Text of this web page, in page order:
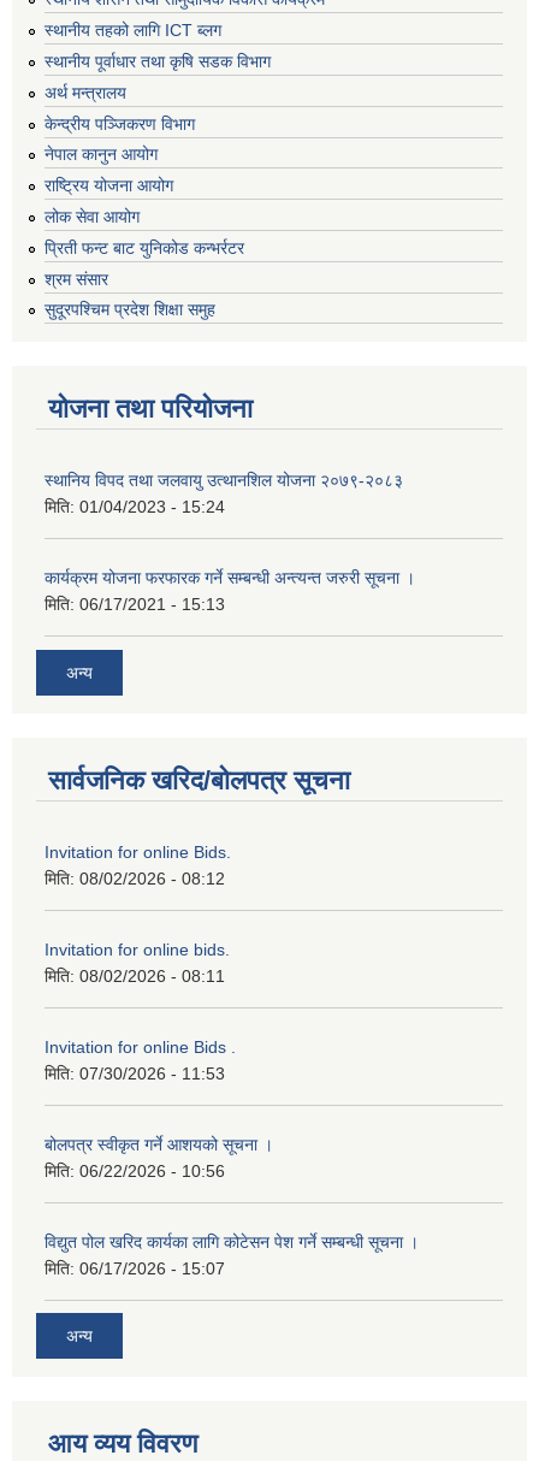
स्थानीय तहको लागि ICT ब्लग
स्थानीय पूर्वाधार तथा कृषि सडक विभाग
अर्थ मन्त्रालय
केन्द्रीय पञ्जिकरण विभाग
नेपाल कानुन आयोग
राष्ट्रिय योजना आयोग
लोक सेवा आयोग
प्रिती फन्ट बाट युनिकोड कन्भर्रटर
श्रम संसार
सुदूरपश्चिम प्रदेश शिक्षा समुह
योजना तथा परियोजना
स्थानिय विपद तथा जलवायु उत्थानशिल योजना २०७९-२०८३
मिति: 01/04/2023 - 15:24
कार्यक्रम योजना फरफारक गर्ने सम्बन्धी अन्त्यन्त जरुरी सूचना ।
मिति: 06/17/2021 - 15:13
अन्य
सार्वजनिक खरिद/बोलपत्र सूचना
Invitation for online Bids.
मिति: 08/02/2026 - 08:12
Invitation for online bids.
मिति: 08/02/2026 - 08:11
Invitation for online Bids .
मिति: 07/30/2026 - 11:53
बोलपत्र स्वीकृत गर्ने आशयको सूचना ।
मिति: 06/22/2026 - 10:56
विद्युत पोल खरिद कार्यका लागि कोटेसन पेश गर्ने सम्बन्धी सूचना ।
मिति: 06/17/2026 - 15:07
अन्य
आय व्यय विवरण